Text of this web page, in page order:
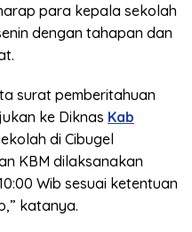
para kepala sekolah
dengan tahapan dan
surat pemberitahuan
ke Diknas Kab
di Cibugel
KBM dilaksanakan
Wib sesuai ketentuan
katanya.